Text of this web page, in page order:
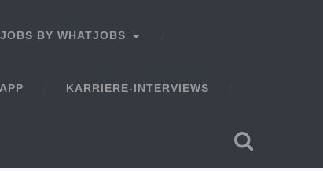
BY WHATJOBS
KARRIERE-INTERVIEWS